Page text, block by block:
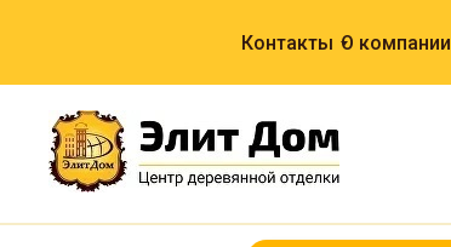
Контакты О компании